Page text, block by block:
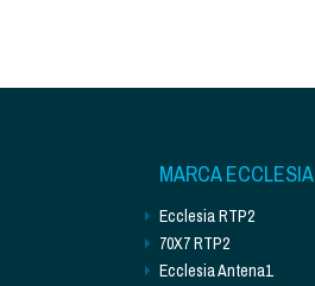
MARCA ECCLESIA
Ecclesia RTP2
70X7 RTP2
Ecclesia Antena1